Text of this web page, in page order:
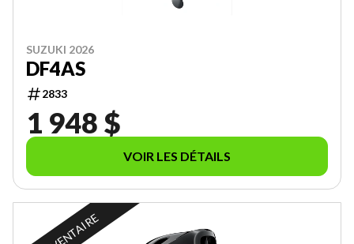
SUZUKI 2026
DF4AS
2833
1 948 $
VOIR LES DÉTAILS